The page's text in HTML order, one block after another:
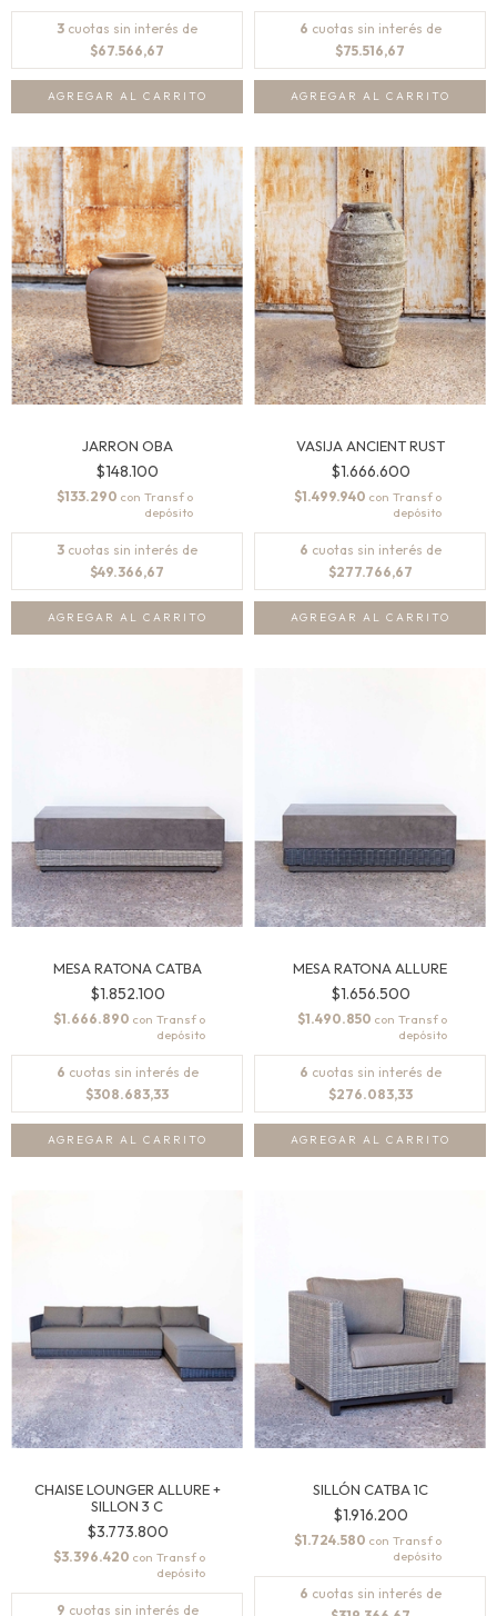
3 cuotas sin interés de
$67.566,67
AGREGAR AL CARRITO
6 cuotas sin interés de
$75.516,67
JARRON OBA
$148.100
$133.290 con
3 cuotas sin interés de
$49.366,67
VASIJA ANCIENT RUST
$1.666.600
$1.499.940 con
6 cuotas sin interés de
$277.766,67
MESA RATONA CATBA
$1.852.100
$1.666.890 con
6 cuotas sin interés de
$308.683,33
MESA RATONA ALLURE
$1.656.500
$1.490.850 con
6 cuotas sin interés de
$276.083,33
CHAISE LOUNGER ALLURE +
SILLON 3 C
$3.773.800
$3.396.420 con
9 cuotas sin interés de
SILLÓN CATBA 1C
$1.916.200
$1.724.580 con
6 cuotas sin interés de